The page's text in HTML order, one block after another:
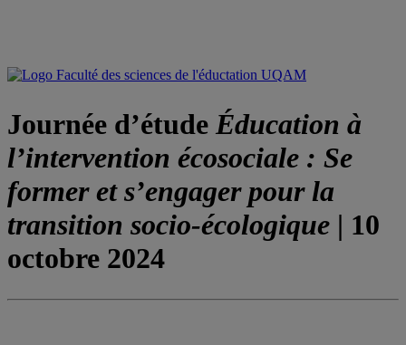
Journée d’étude Éducation à
l’intervention écosociale : Se
former et s’engager pour la
transition socio-écologique | 10
octobre 2024